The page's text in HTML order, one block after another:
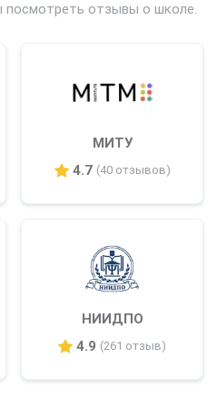
посмотреть отзывы о школе.
МИТУ
4.7 (40 отзывов)
НИИДПО
4.9 (261 отзыв)